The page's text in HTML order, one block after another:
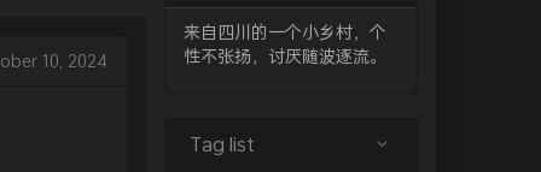
10, 2024
来自四川的一个小乡村，个
性不张扬，讨厌随波逐流。
Tag list